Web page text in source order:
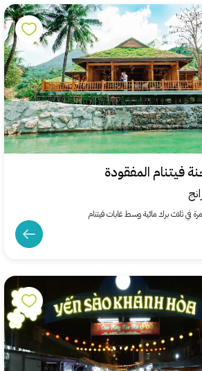
فيتنام المفقودة
في ثلاث برك مائية وسط غابات فيتنام